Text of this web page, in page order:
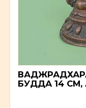
БУДДА 14 СМ,